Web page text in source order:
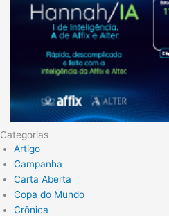
Categorias
Artigo
Campanha
Carta Aberta
Copa do Mundo
Crônica